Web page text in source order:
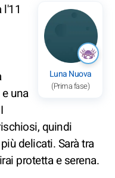
Luna Nuova
(Prima fase)
l'11
una
quindi
delicati. Sarà tra
protetta e serena.